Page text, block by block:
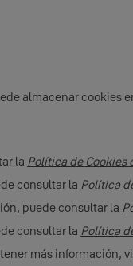
almacenar cookies
la Política de Cookies
consultar la Política
puede consultar la
consultar la Política
más información,